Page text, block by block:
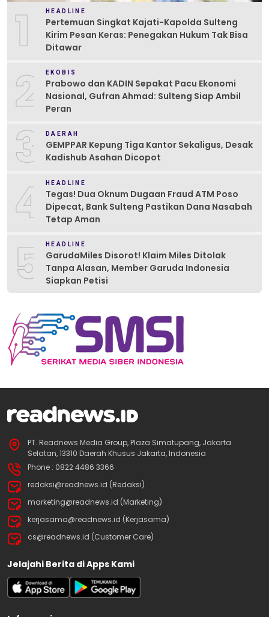
1 HEADLINE
Pertemuan Singkat Kajati-Kapolda Sulteng
Kirim Pesan Keras: Penegakan Hukum Tak Bisa
Ditawar
2 EKOBIS
Prabowo dan KADIN Sepakat Pacu Ekonomi
Nasional, Gufran Ahmad: Sulteng Siap Ambil
Peran
3 DAERAH
GEMPPAR Kepung Tiga Kantor Sekaligus, Desak
Kadishub Asahan Dicopot
4 HEADLINE
Tegas! Dua Oknum Dugaan Fraud ATM Poso
Dipecat, Bank Sulteng Pastikan Dana Nasabah
Tetap Aman
5 HEADLINE
GarudaMiles Disorot! Klaim Miles Ditolak
Tanpa Alasan, Member Garuda Indonesia
Siapkan Petisi
PT. Readnews Media Group, Plaza Simatupang, Jakarta
Selatan, 13310 Daerah Khusus Jakarta, Indonesia
Phone : 0822 4486 3366
redaksi@readnews.id (Redaksi)
marketing@readnews.id (Marketing)
kerjasama@readnews.id (Kerjasama)
cs@readnews.id (Customer Care)
Jelajahi Berita di Apps Kami